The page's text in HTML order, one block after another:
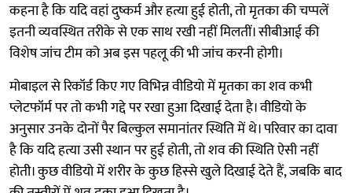
कहना है कि यदि वहां दुष्कर्म और हत्या हुई होती, तो मृतका की चप्पलें
इतनी व्यवस्थित तरीके से एक साथ रखी नहीं मिलतीं। सीबीआई की
विशेष जांच टीम को अब इस पहलू की भी जांच करनी होगी।
मोबाइल से रिकॉर्ड किए गए विभिन्न वीडियो में मृतका का शव कभी
प्लेटफॉर्म पर तो कभी गद्दे पर रखा हुआ दिखाई देता है। वीडियो के
अनुसार उनके दोनों पैर बिल्कुल समानांतर स्थिति में थे। परिवार का दावा
है कि यदि हत्या उसी स्थान पर हुई होती, तो शव की स्थिति ऐसी नहीं
होती। कुछ वीडियो में शरीर के कुछ हिस्से खुले दिखाई देते हैं, जबकि बाद